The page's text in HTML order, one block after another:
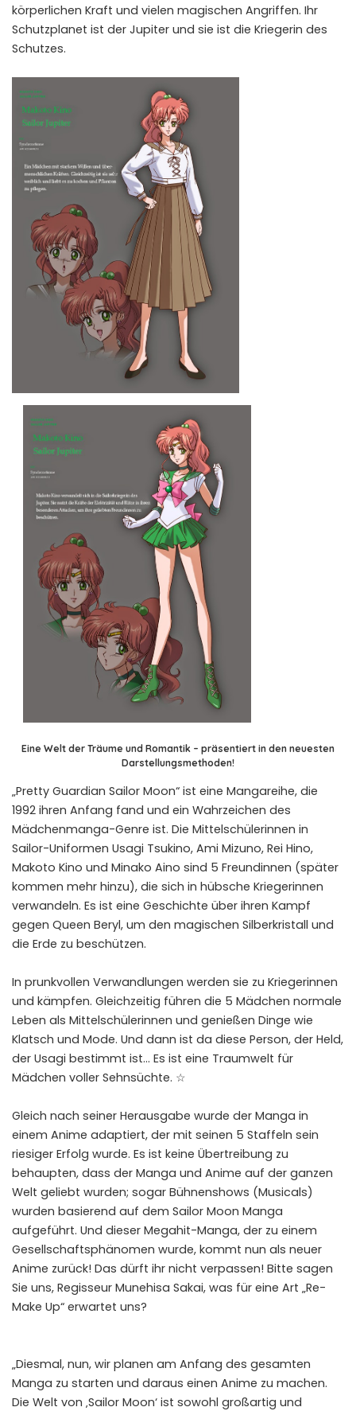
körperlichen Kraft und vielen magischen Angriffen. Ihr
Schutzplanet ist der Jupiter und sie ist die Kriegerin des
Schutzes.
Eine Welt der Träume und Romantik – präsentiert in den neuesten
Darstellungsmethoden!
„Pretty Guardian Sailor Moon“ ist eine Mangareihe, die
1992 ihren Anfang fand und ein Wahrzeichen des
Mädchenmanga-Genre ist. Die Mittelschülerinnen in
Sailor-Uniformen Usagi Tsukino, Ami Mizuno, Rei Hino,
Makoto Kino und Minako Aino sind 5 Freundinnen (später
kommen mehr hinzu), die sich in hübsche Kriegerinnen
verwandeln. Es ist eine Geschichte über ihren Kampf
gegen Queen Beryl, um den magischen Silberkristall und
die Erde zu beschützen.
In prunkvollen Verwandlungen werden sie zu Kriegerinnen
und kämpfen. Gleichzeitig führen die 5 Mädchen normale
Leben als Mittelschülerinnen und genießen Dinge wie
Klatsch und Mode. Und dann ist da diese Person, der Held,
der Usagi bestimmt ist… Es ist eine Traumwelt für
Mädchen voller Sehnsüchte. ☆
Gleich nach seiner Herausgabe wurde der Manga in
einem Anime adaptiert, der mit seinen 5 Staffeln sein
riesiger Erfolg wurde. Es ist keine Übertreibung zu
behaupten, dass der Manga und Anime auf der ganzen
Welt geliebt wurden; sogar Bühnenshows (Musicals)
wurden basierend auf dem Sailor Moon Manga
aufgeführt. Und dieser Megahit-Manga, der zu einem
Gesellschaftsphänomen wurde, kommt nun als neuer
Anime zurück! Das dürft ihr nicht verpassen! Bitte sagen
Sie uns, Regisseur Munehisa Sakai, was für eine Art „Re-
Make Up“ erwartet uns?
„Diesmal, nun, wir planen am Anfang des gesamten
Manga zu starten und daraus einen Anime zu machen.
Die Welt von ‚Sailor Moon‘ ist sowohl großartig und